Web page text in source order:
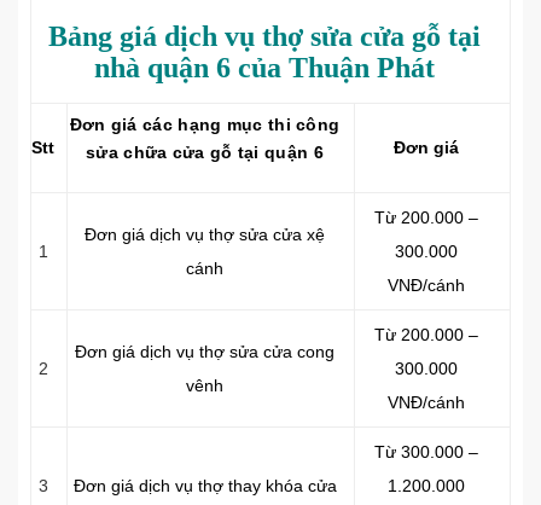
Bảng giá dịch vụ thợ sửa cửa gỗ tại
nhà quận 6 của Thuận Phát
Stt
Đơn giá các hạng mục thi công
sửa chữa cửa gỗ tại quận 6
Đơn giá
1
Đơn giá dịch vụ thợ sửa cửa xệ
cánh
Từ 200.000 –
300.000
VNĐ/cánh
2
Đơn giá dịch vụ thợ sửa cửa cong
vênh
Từ 200.000 –
300.000
VNĐ/cánh
3 Đơn giá dịch vụ thợ thay khóa cửa
Từ 300.000 –
1.200.000